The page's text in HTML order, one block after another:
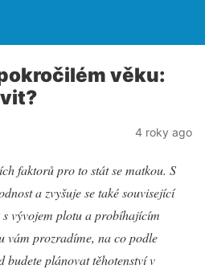
věku:
4 roky ago
faktorů pro to stát se matkou. S
a zvyšuje se také související
vývojem plotu a probíhajícím
vám prozradíme, na co podle
plánovat těhotenství v